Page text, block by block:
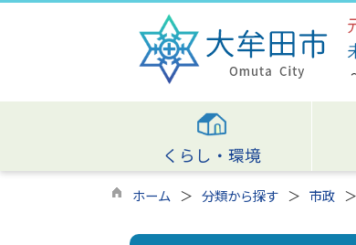
くらし・環境
ホーム 分類から探す 市政